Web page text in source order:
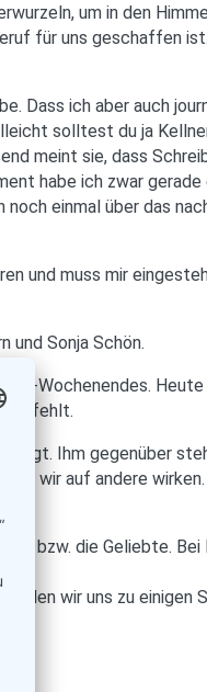
um in den
für uns geschaffen
Dass ich aber auch
solltest du ja
meint sie, dass
habe ich zwar
einmal über das
und muss mir
und Sonja Schön.
Wochenendes.
gefehlt.
Ihm gegenüber
wir auf andere
bzw. die Geliebte. Bei
wir uns zu einigen